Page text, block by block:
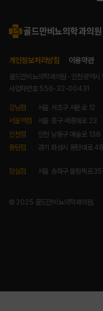
개인정보처리방침 이용약관
골드만비뇨의학과의원 · 인천광역
사업자번호 556-32-00431
강남점 서울 서초구 서운로 12
서울역점 서울 중구 세종대로 23
인천점 인천 남동구 예술로 138
동탄점 경기 화성시 동탄대로
잠실점 서울 송파구 올림픽로
© 2025 골드만비뇨의학과의원.